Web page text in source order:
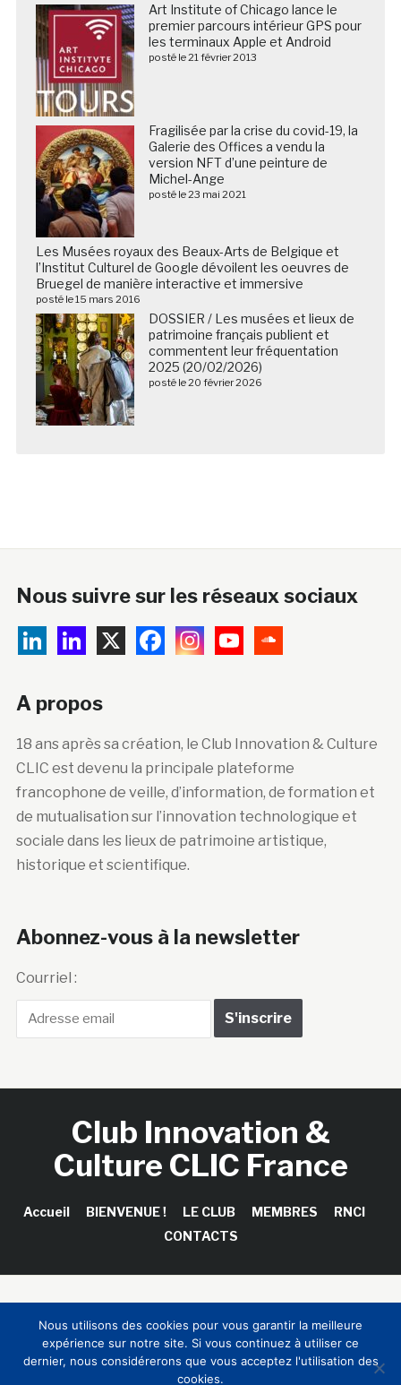
Art Institute of Chicago lance le
premier parcours intérieur GPS pour
les terminaux Apple et Android
posté le 21 février 2013
Fragilisée par la crise du covid-19, la
Galerie des Offices a vendu la
version NFT d’une peinture de
Michel-Ange
posté le 23 mai 2021
Les Musées royaux des Beaux-Arts de Belgique et
l’Institut Culturel de Google dévoilent les oeuvres de
Bruegel de manière interactive et immersive
posté le 15 mars 2016
DOSSIER / Les musées et lieux de
patrimoine français publient et
commentent leur fréquentation
2025 (20/02/2026)
posté le 20 février 2026
Nous suivre sur les réseaux sociaux
A propos
18 ans après sa création, le Club Innovation & Culture
CLIC est devenu la principale plateforme
francophone de veille, d’information, de formation et
de mutualisation sur l’innovation technologique et
sociale dans les lieux de patrimoine artistique,
historique et scientifique.
Abonnez-vous à la newsletter
Courriel :
Club Innovation &
Culture CLIC France
Accueil BIENVENUE ! LE CLUB MEMBRES
RNCI
CONTACTS
Sinapses Conseils
Nous utilisons des cookies pour vous garantir la meilleure
expérience sur notre site. Si vous continuez à utiliser ce
dernier, nous considérerons que vous acceptez l'utilisation des
cookies.